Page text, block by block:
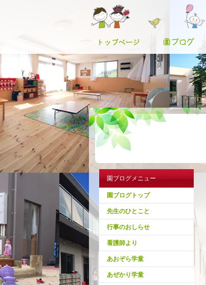
園ブログメニュー
園ブログトップ
先生のひとこと
行事のおしらせ
看護師より
あおぞら学童
あぜかり学童